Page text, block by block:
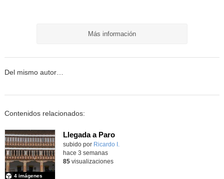
Más información
Del mismo autor…
Contenidos relacionados:
Llegada a Paro
subido por Ricardo I.
4 imágenes
hace 3 semanas
85visualizaciones